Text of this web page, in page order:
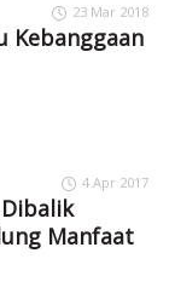
23 Mar 2018
Kebanggaan
4 Apr 2017
Manfaat